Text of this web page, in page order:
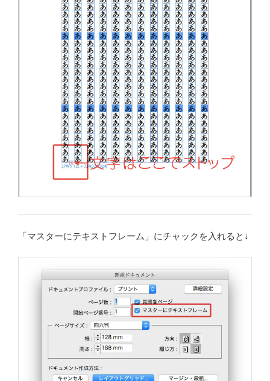
「マスターにテキストフレーム」にチャックを入れると↓